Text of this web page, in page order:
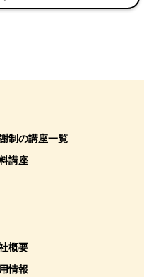
制の講座一覧
講座
概要
情報